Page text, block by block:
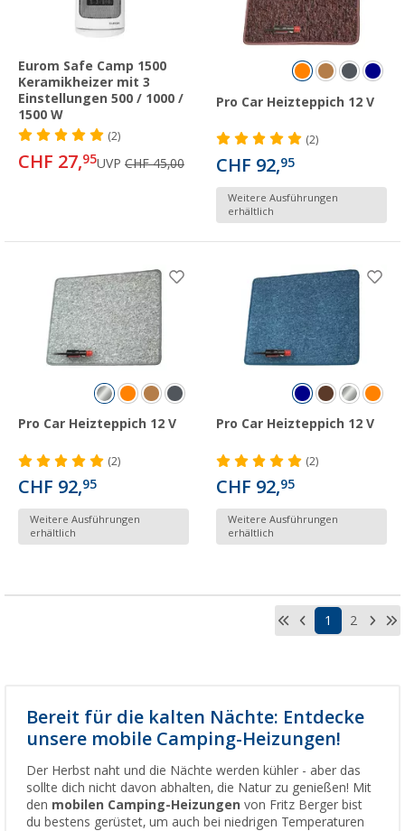
Eurom Safe Camp 1500
Keramikheizer mit 3
Einstellungen 500 / 1000 /
1500 W
(2)
CHF 27,95UVP CHF 45,00
Pro Car Heizteppich 12 V
(2)
CHF 92,95
Weitere Ausführungen
erhältlich
Pro Car Heizteppich 12 V
(2)
CHF 92,95
Weitere Ausführungen
erhältlich
Pro Car Heizteppich 12 V
(2)
CHF 92,95
Weitere Ausführungen
erhältlich
1 2
Bereit für die kalten Nächte: Entdecke
unsere mobile Camping-Heizungen!
Der Herbst naht und die Nächte werden kühler - aber das
sollte dich nicht davon abhalten, die Natur zu genießen! Mit
den mobilen Camping-Heizungen von Fritz Berger bist
du bestens gerüstet, um auch bei niedrigen Temperaturen